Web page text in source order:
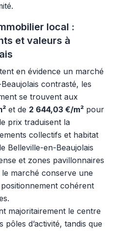
local :
et valeurs à
en évidence un marché
contrasté, les
se trouvent aux
et de 2 644,03 €/m² pour
prix traduisent la
collectifs et habitat
Belleville-en-Beaujolais
et zones pavillonnaires
marché conserve une
cohérent
majoritairement le centre
pôles d’activité, tandis que